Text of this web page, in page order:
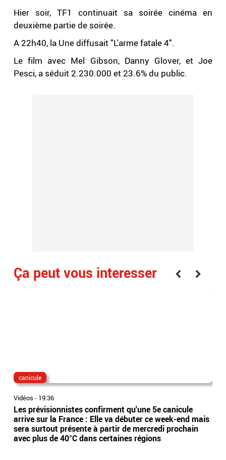
Hier soir, TF1 continuait sa soirée cinéma en
deuxième partie de soirée.
A 22h40, la Une diffusait "L'arme fatale 4".
Le film avec Mel Gibson, Danny Glover, et Joe
Pesci, a séduit 2.230.000 et 23.6% du public.
Ça peut vous interesser
canicule
Vidéos - 19:36
Les prévisionnistes confirment qu'une 5e canicule
arrive sur la France : Elle va débuter ce week-end mais
sera surtout présente à partir de mercredi prochain
avec plus de 40°C dans certaines régions